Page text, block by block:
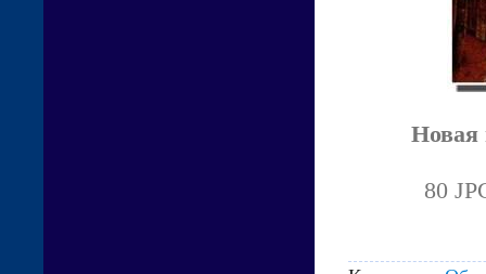
Новая
80